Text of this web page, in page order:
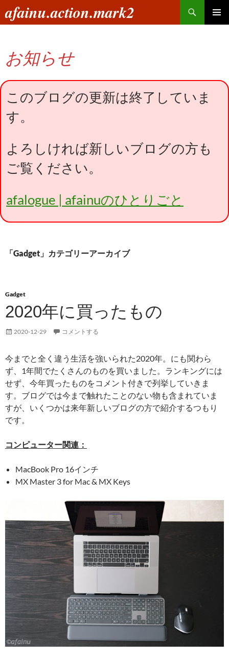
ン
へ
ス
キ
プ
afainu.action.mark2
索
お知らせ
このブログの更新は終了していま
す。
よろしければ新しいブログの方も
ご覧ください。
afalogue | afainuのひとりごと
「Gadget」カテゴリーアーカイブ
Gadget
2020年に買ったもの
2020-12-29 コメントする
今までと全く違う生活を強いられた2020年。にも関わら
ず、1年間でたくさんのものを買いました。ランキングには
せず、今年買ったものをコメント付きで列挙していきま
す。ブログでは今まで触れたことのない物も含まれていま
すが、いくつかは来年新しいブログの方で紹介するつもり
です。
コンピューター関連：
MacBook Pro 16インチ
MX Master 3 for Mac & MX Keys